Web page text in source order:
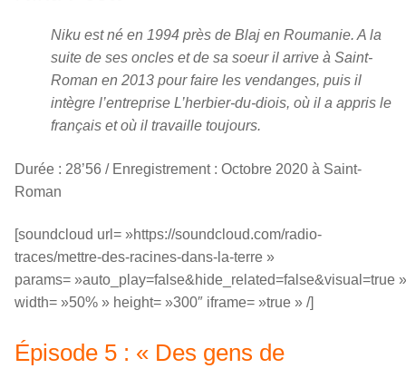
Niku est né en 1994 près de Blaj en Roumanie. A la
suite de ses oncles et de sa soeur il arrive à Saint-
Roman en 2013 pour faire les vendanges, puis il
intègre l’entreprise L’herbier-du-diois, où il a appris le
français et où il travaille toujours.
Durée : 28’56 / Enregistrement : Octobre 2020 à Saint-
Roman
[soundcloud url= »https://soundcloud.com/radio-
traces/mettre-des-racines-dans-la-terre »
params= »auto_play=false&hide_related=false&visual=true »
width= »50% » height= »300″ iframe= »true » /]
Épisode 5 : « Des gens de